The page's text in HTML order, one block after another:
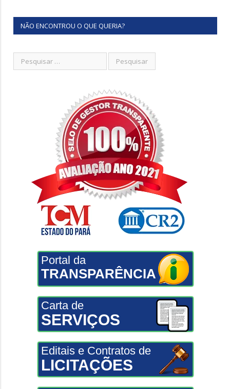
NÃO ENCONTROU O QUE QUERIA?
Portal da
TRANSPARÊNCIA
Carta de
SERVIÇOS
Editais e Contratos de
LICITAÇÕES